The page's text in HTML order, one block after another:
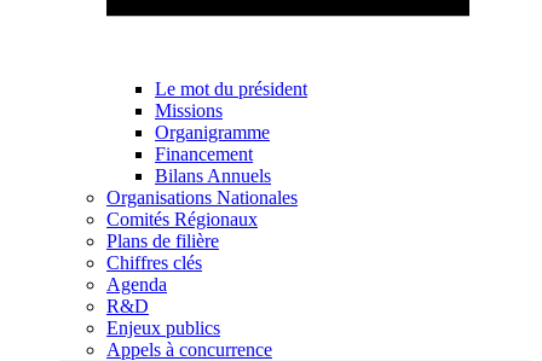
Le mot du président
Missions
Organigramme
Financement
Bilans Annuels
Organisations Nationales
Comités Régionaux
Plans de filière
Chiffres clés
Agenda
R&D
Enjeux publics
Appels à concurrence